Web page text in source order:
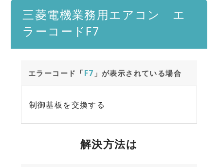
三菱電機業務用エアコン エ
ラーコードF7
エラーコード「F7 」が表示されている場合
制御基板を交換する
解決方法は